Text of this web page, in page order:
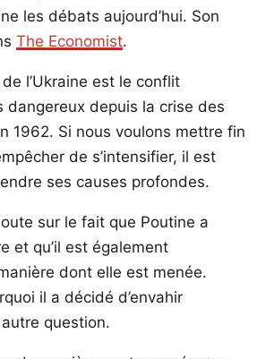
les débats aujourd’hui. Son
The Economist.
l’Ukraine est le conflit
dangereux depuis la crise des
1962. Si nous voulons mettre fin
de s’intensifier, il est
ses causes profondes.
sur le fait que Poutine a
et qu’il est également
dont elle est menée.
il a décidé d’envahir
autre question.